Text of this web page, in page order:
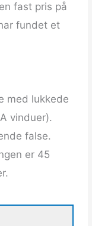
fast pris på
fundet et
med lukkede
vinduer).
false.
er 45